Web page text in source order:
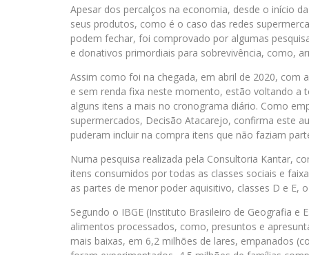
Apesar dos percalços na economia, desde o início
seus produtos, como é o caso das redes
podem fechar, foi comprovado por algumas
e donativos primordiais para sobrevivência, como,
Assim como foi na chegada, em abril de 2020, com
e sem renda fixa neste momento, estão voltando a
alguns itens a mais no cronograma diário. Como
supermercados, Decisão Atacarejo, confirma este
puderam incluir na compra itens que não faziam
Numa pesquisa realizada pela Consultoria Kantar,
itens consumidos por todas as classes sociais e
as partes de menor poder aquisitivo, classes D e E,
Segundo o IBGE (Instituto Brasileiro de Geografia
alimentos processados, como, presuntos e
mais baixas, em 6,2 milhões de lares, empanados